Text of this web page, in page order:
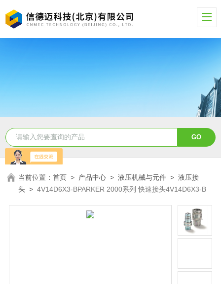
当前位置：首页 > 产品中心 >液压机械与元件 >液压接
头 >4V14D6X3-BPARKER 2000系列 快速接头4V14D6X3-B